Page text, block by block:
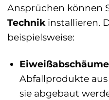
Ansprüchen können
Technikinstallieren.
beispielsweise:
Abfallprodukte aus
sie abgebaut